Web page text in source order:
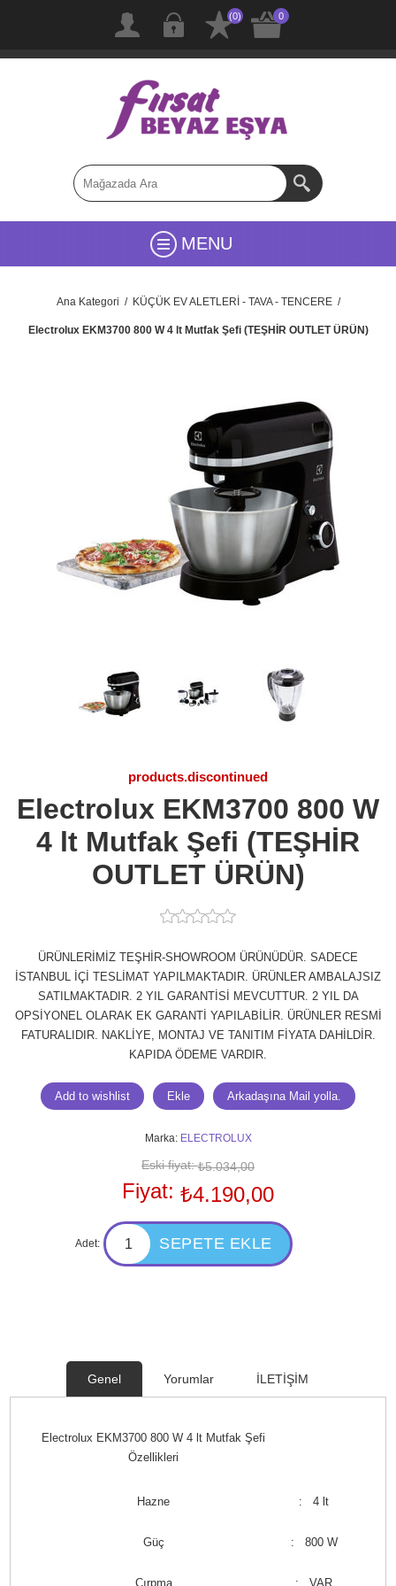
(0) 0
MENU
Ana Kategori / KÜÇÜK EV ALETLERİ - TAVA - TENCERE /
Electrolux EKM3700 800 W 4 lt Mutfak Şefi (TEŞHİR OUTLET ÜRÜN)
products.discontinued
Electrolux EKM3700 800 W
4 lt Mutfak Şefi (TEŞHİR
OUTLET ÜRÜN)
ÜRÜNLERİMİZ TEŞHİR-SHOWROOM ÜRÜNÜDÜR. SADECE
İSTANBUL İÇİ TESLİMAT YAPILMAKTADIR. ÜRÜNLER AMBALAJSIZ
SATILMAKTADIR. 2 YIL GARANTİSİ MEVCUTTUR. 2 YIL DA
OPSİYONEL OLARAK EK GARANTİ YAPILABİLİR. ÜRÜNLER RESMİ
FATURALIDIR. NAKLİYE, MONTAJ VE TANITIM FİYATA DAHİLDİR.
KAPIDA ÖDEME VARDIR.
Marka: ELECTROLUX
Eski fiyat: ₺5.034,00
Fiyat: ₺4.190,00
Adet:
Genel Yorumlar İLETİŞİM
Electrolux EKM3700 800 W 4 lt Mutfak Şefi
Özellikleri
Hazne : 4 lt
Güç : 800 W
Çırpma : VAR